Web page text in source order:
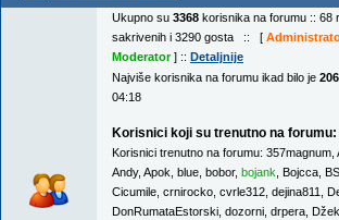
Ukupno su 3368 korisnika na forumu :: 68
sakrivenih i 3290 gosta :: [
Moderator] :: Detaljnije
Najviše korisnika na forumu ikad bilo je
04:18
Korisnici koji su trenutno na forumu:
Korisnici trenutno na forumu: 357magnum
Andy, Apok blue bobor, bojank Bojcca
Cicumile crnirocko cvrle312 dejina811
DonRumataEstorski dozorni drpera